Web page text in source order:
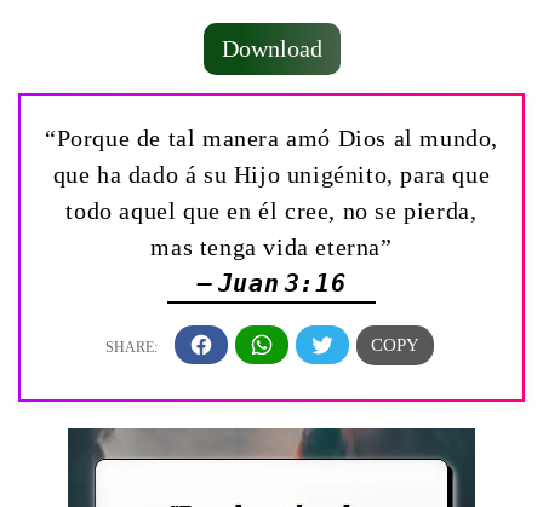
Download
“Porque de tal manera amó Dios al mundo,
que ha dado á su Hijo unigénito, para que
todo aquel que en él cree, no se pierda,
mas tenga vida eterna”
— Juan 3:16